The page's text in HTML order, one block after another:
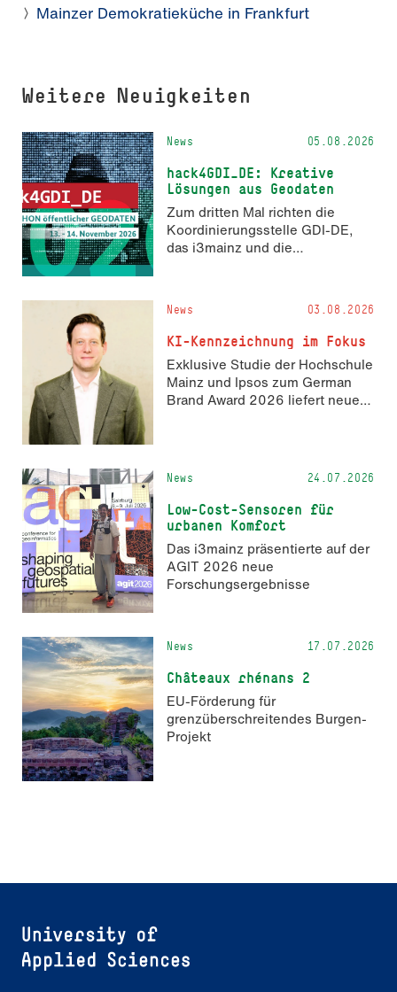
Mainzer Demokratieküche in Frankfurt
Weitere Neuigkeiten
News 05.08.2026
hack4GDI_DE: Kreative
Lösungen aus Geodaten
Zum dritten Mal richten die
Koordinierungsstelle GDI-DE,
das i3mainz und die
und 14. November 2026 den
Hackathon hack4GDI_DE an der
Hochschule Mainz aus. Die
Anmeldung ist geöffnet und bis
zum 2. Oktober 2026 möglich.
News 03.08.2026
KI-Kennzeichnung im Fokus
Exklusive Studie der Hochschule
Mainz und Ipsos zum German
Brand Award 2026 liefert neue
News 24.07.2026
Low-Cost-Sensoren für
urbanen Komfort
Das i3mainz präsentierte auf der
AGIT 2026 neue
Forschungsergebnisse
News 17.07.2026
Châteaux rhénans 2
EU-Förderung für
grenzüberschreitendes Burgen-
Projekt